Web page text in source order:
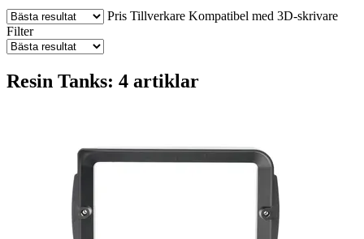
Pris Tillverkare Kompatibel med 3D-skrivare
Filter
Resin Tanks: 4 artiklar